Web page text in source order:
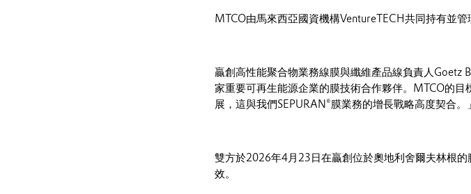
MTCO由馬來西亞國資機構VentureTECH共同持有並
贏創高性能聚合物業務線膜與纖維產品線負責人Goetz
家重要可再生能源企業的膜技術合作夥伴。MTCO的
展，這與我們SEPURAN®膜業務的增長戰略高度契合。」
雙方於2026年4月23日在贏創位於奧地利舍爾夫林根
效。